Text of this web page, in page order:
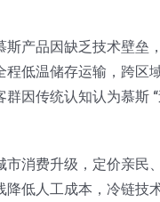
产品因缺乏技术壁垒
低温储存运输，跨区
因传统认知认为慕斯
消费升级，定价亲民
低人工成本，冷链